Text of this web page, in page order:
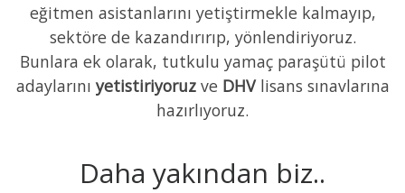
eğitmen asistanlarını yetiştirmekle kalmayıp,
sektöre de kazandırırıp, yönlendiriyoruz.
Bunlara ek olarak, tutkulu yamaç paraşütü pilot
adaylarını yetistiriyoruz ve DHV lisans sınavlarına
hazırlıyoruz.
Daha yakından biz..